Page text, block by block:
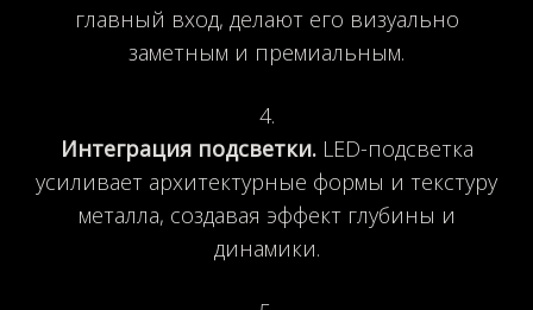
главный вход, делают его визуально
заметным и премиальным.
Интеграция подсветки.LED-подсветка
усиливает архитектурные формы и текстуру
металла, создавая эффект глубины и
динамики.